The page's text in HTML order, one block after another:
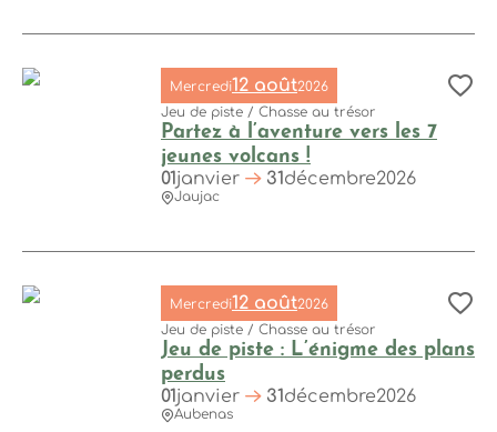
Événements gratuits
4
Jaujac
145
8
Saint-Andéol-de-Vals
Mercredi12 août2026
Jeu de piste / Chasse au trésor
Partez à l’aventure vers les 7
jeunes volcans !
01janvier 31décembre2026
Jaujac
Mercredi12 août2026
Jeu de piste / Chasse au trésor
Jeu de piste : L’énigme des plans
perdus
01janvier 31décembre2026
Aubenas